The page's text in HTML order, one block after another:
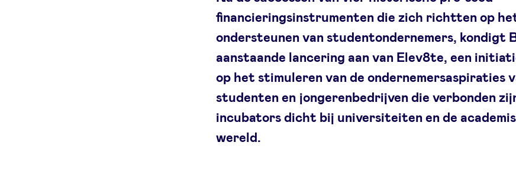
financieringsinstrumenten die zich richtten op
ondersteunen van studentondernemers, kondigt
aanstaande lancering aan van Elev8te, een
op het stimuleren van de ondernemersaspiraties
studenten en jongerenbedrijven die verbonden
incubators dicht bij universiteiten en de
wereld.